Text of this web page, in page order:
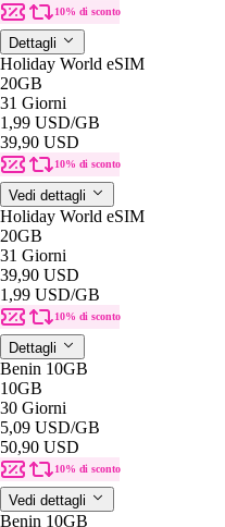
10% di sconto
Dettagli
Holiday World eSIM
20GB
31 Giorni
1,99 USD/GB
39,90 USD
10% di sconto
Vedi dettagli
Holiday World eSIM
20GB
31 Giorni
39,90 USD
1,99 USD/GB
10% di sconto
Dettagli
Benin 10GB
10GB
30 Giorni
5,09 USD/GB
50,90 USD
10% di sconto
Vedi dettagli
Benin 10GB